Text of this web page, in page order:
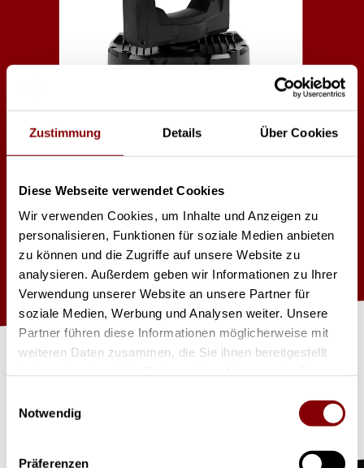
Zustimmung Details Über Cookies
Diese Webseite verwendet Cookies
Wir verwenden Cookies, um Inhalte und Anzeigen zu
personalisieren, Funktionen für soziale Medien anbieten
zu können und die Zugriffe auf unsere Website zu
analysieren. Außerdem geben wir Informationen zu Ihrer
Verwendung unserer Website an unsere Partner für
soziale Medien, Werbung und Analysen weiter. Unsere
Partner führen diese Informationen möglicherweise mit
weiteren Daten zusammen, die Sie ihnen bereitgestellt
Notwendig
Präferenzen
Martin Mac One
RGBL Led Engine
Anschluss Powercon in/out
Zoombereich 4-27°
Gewicht 4,4kg
J
et
zt
Pr
o
d
u
kt
a
nfr
a
g
e
n